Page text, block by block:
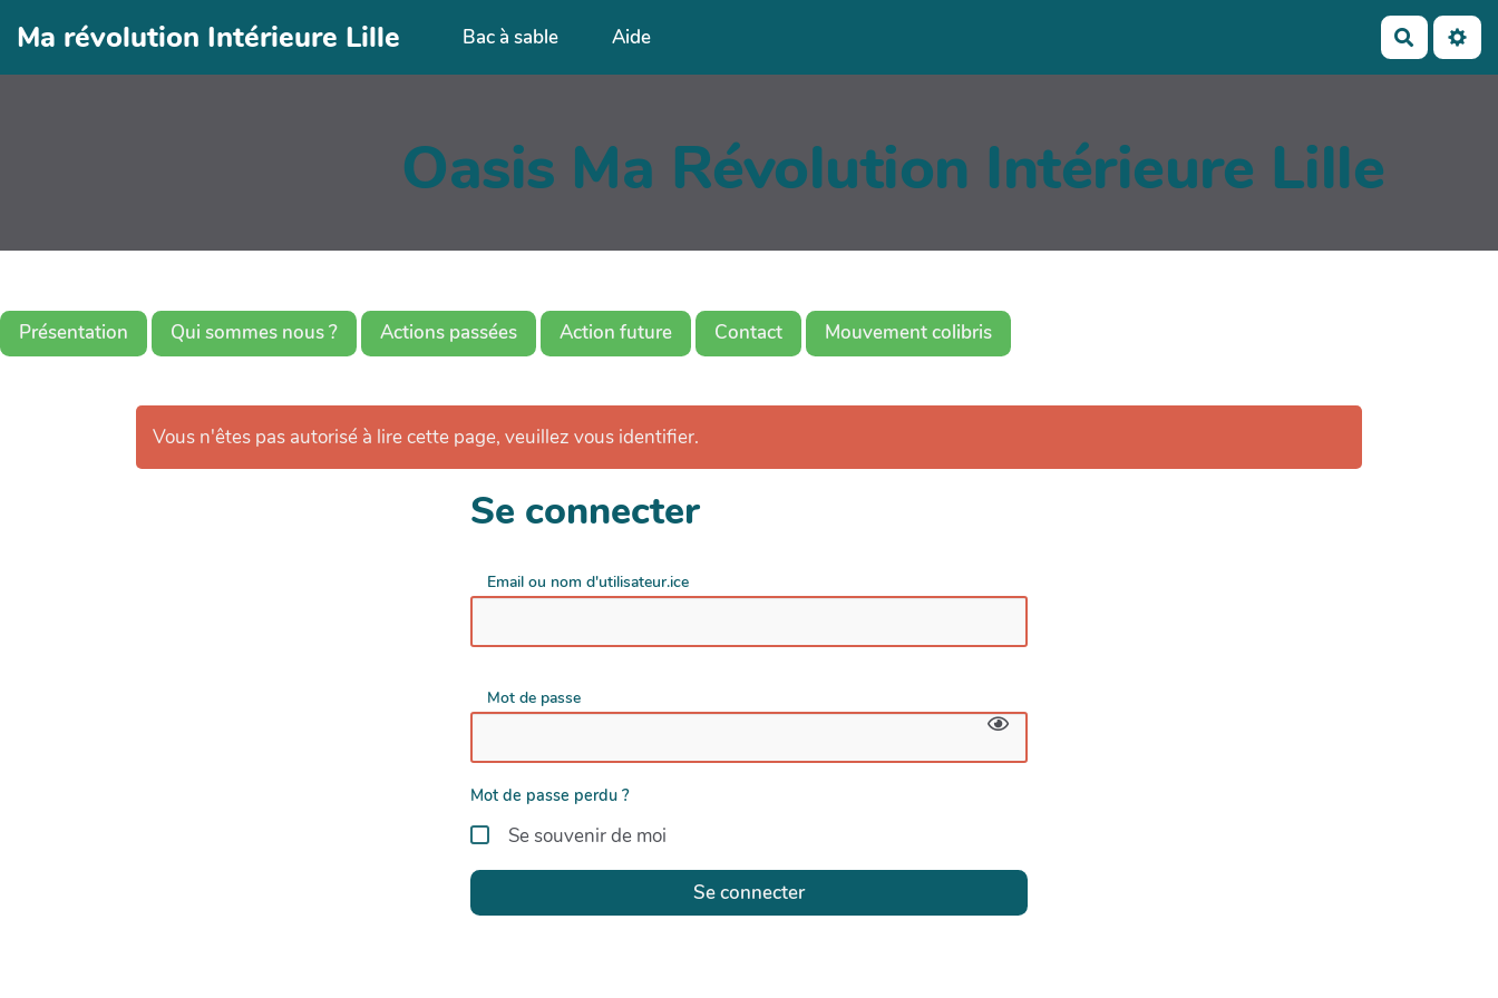
Aller au contenu principal
Ma révolution Intérieure Lille Bac à sable Aide
Oasis Ma Révolution Intérieure Lille
Présentation Qui sommes nous ? Actions passées Action future Contact Mouvement colibris
Vous n'êtes pas autorisé à lire cette page, veuillez vous identifier.
Se connecter
Email ou nom d'utilisateur.ice
Mot de passe
Mot de passe perdu ?
Se souvenir de moi
Se connecter